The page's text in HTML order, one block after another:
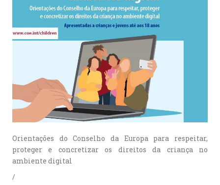
Orientações do Conselho da Europa para respeitar,
proteger e concretizar os direitos da criança no
ambiente digital
/